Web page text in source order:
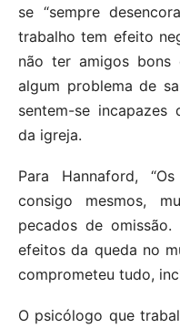
se “sempre
trabalho tem efeito
não ter amigos bons
algum problema de
sentem-se
da igreja.
Para Hannaford,
consigo mesmos,
pecados de
efeitos da queda no
comprometeu tudo,
O psicólogo que